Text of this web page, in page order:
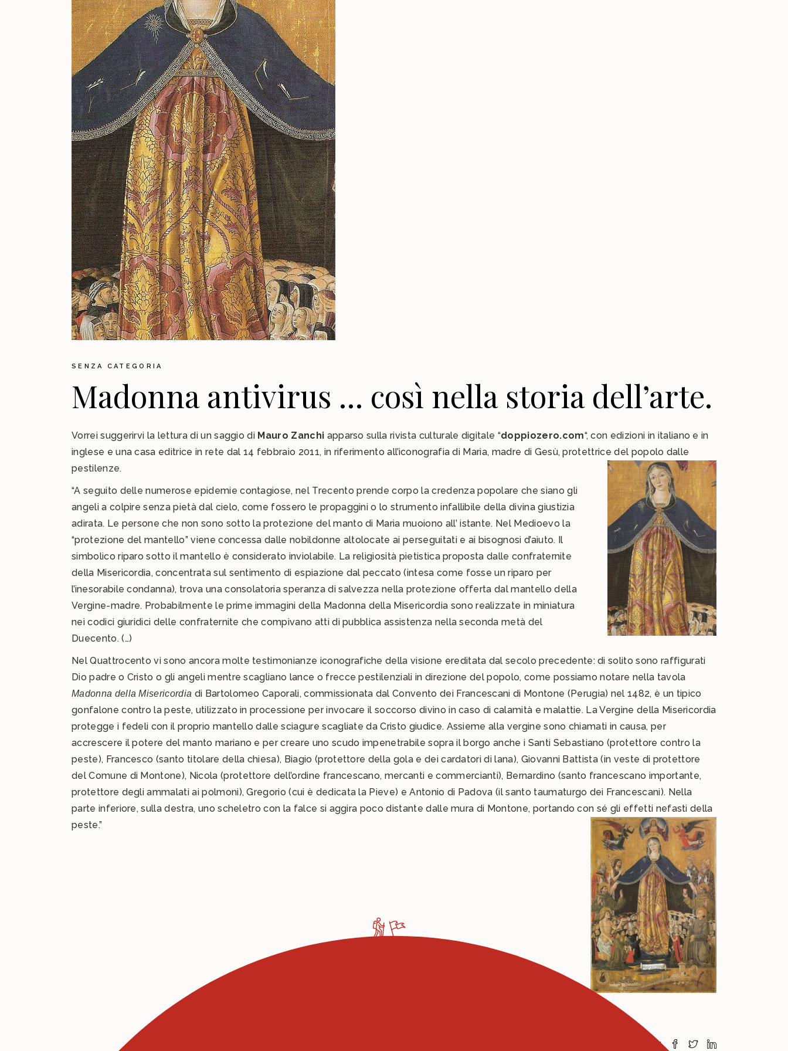
Novità e Eventi
Comune di Montone
SENZA CATEGORIA
Madonna antivirus … così nella storia dell’arte.
Vorrei suggerirvi la lettura di un saggio di Mauro Zanchi apparso sulla rivista culturale digitale “doppiozero.com“, con edizioni in italiano e in
inglese e una casa editrice in rete dal 14 febbraio 2011, in riferimento all’iconografia di Maria, madre di Gesù, protettrice del popolo dalle
pestilenze.
“A seguito delle numerose epidemie contagiose, nel Trecento prende corpo la credenza popolare che siano gli
angeli a colpire senza pietà dal cielo, come fossero le propaggini o lo strumento infallibile della divina giustizia
adirata. Le persone che non sono sotto la protezione del manto di Maria muoiono all’ istante. Nel Medioevo la
“protezione del mantello” viene concessa dalle nobildonne altolocate ai perseguitati e ai bisognosi d’aiuto. Il
simbolico riparo sotto il mantello è considerato inviolabile. La religiosità pietistica proposta dalle confraternite
della Misericordia, concentrata sul sentimento di espiazione dal peccato (intesa come fosse un riparo per
l’inesorabile condanna), trova una consolatoria speranza di salvezza nella protezione offerta dal mantello della
Vergine-madre. Probabilmente le prime immagini della Madonna della Misericordia sono realizzate in miniatura
nei codici giuridici delle confraternite che compivano atti di pubblica assistenza nella seconda metà del
Duecento. (…)
Nel Quattrocento vi sono ancora molte testimonianze iconografiche della visione ereditata dal secolo precedente: di solito sono raffigurati
Dio padre o Cristo o gli angeli mentre scagliano lance o frecce pestilenziali in direzione del popolo, come possiamo notare nella tavola
Madonna della Misericordia di Bartolomeo Caporali, commissionata dal Convento dei Francescani di Montone (Perugia) nel 1482, è un tipico
gonfalone contro la peste, utilizzato in processione per invocare il soccorso divino in caso di calamità e malattie. La Vergine della Misericordia
protegge i fedeli con il proprio mantello dalle sciagure scagliate da Cristo giudice. Assieme alla vergine sono chiamati in causa, per
accrescere il potere del manto mariano e per creare uno scudo impenetrabile sopra il borgo anche i Santi Sebastiano (protettore contro la
peste), Francesco (santo titolare della chiesa), Biagio (protettore della gola e dei cardatori di lana), Giovanni Battista (in veste di protettore
del Comune di Montone), Nicola (protettore dell’ordine francescano, mercanti e commercianti), Bernardino (santo francescano importante,
protettore degli ammalati ai polmoni), Gregorio (cui è dedicata la Pieve) e Antonio di Padova (il santo taumaturgo dei Francescani). Nella
parte inferiore, sulla destra, uno scheletro con la falce si aggira poco distante dalle mura di Montone, portando con sé gli effetti nefasti della
peste.”
Share: